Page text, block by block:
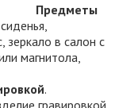
Предметы
в салон с
магнитола,
.
гравировкой